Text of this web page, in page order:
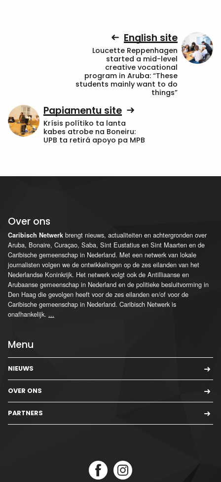
English site
Loucette Reppenhagen
started a mid-level
creative vocational
program in Aruba: “These
students mainly want to do
things”
Papiamentu site
Krísis polítiko ta lanta
kabes atrobe na Boneiru:
UPB ta retirá apoyo pa MPB
Over ons
Caribisch Netwerk brengt nieuws, actualiteiten en achtergronden over
Aruba, Bonaire, Curaçao, Saba, Sint Eustatius en Sint Maarten en de
Caribische gemeenschap in Nederland. Met een netwerk van lokale
journalisten volgen we de ontwikkelingen op de zes eilanden van het
Nederlandse Koninkrijk. Het netwerk volgt ook de Antilliaanse en
Arubaanse gemeenschap in Nederland en de politieke besluitvorming in
Den Haag die gevolgen heeft voor de zes eilanden en/of voor de
Caribische gemeenschap in Nederland. Caribisch Netwerk is
onafhankelijk. ...
Menu
NIEUWS
OVER ONS
PARTNERS